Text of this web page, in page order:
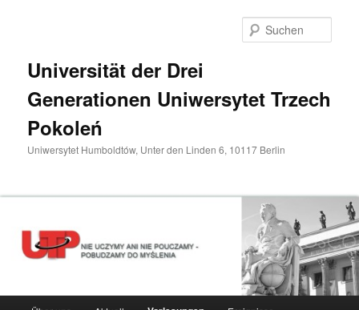
Universität der Drei
Generationen Uniwersytet Trzech
Pokoleń
Uniwersytet Humboldtów, Unter den Linden 6, 10117 Berlin
Hauptmenü